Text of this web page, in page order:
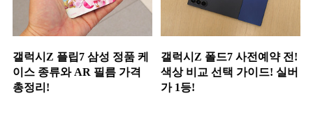
갤럭시Z 플립7 삼성 정품 케
이스 종류와 AR 필름 가격
총정리!
갤럭시Z 폴드7 사전예약 전!
색상 비교 선택 가이드! 실버
가 1등!